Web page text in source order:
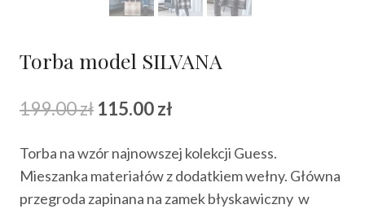
Torba model SILVANA
199.00zł Pierwotna
wynosiła:
199.00 zł.
115.00zł
wynosi:
115.00 zł.
Torba na wzór najnowszej kolekcji Guess.
Mieszanka materiałów z dodatkiem wełny. Główna
przegroda zapinana na zamek błyskawiczny w